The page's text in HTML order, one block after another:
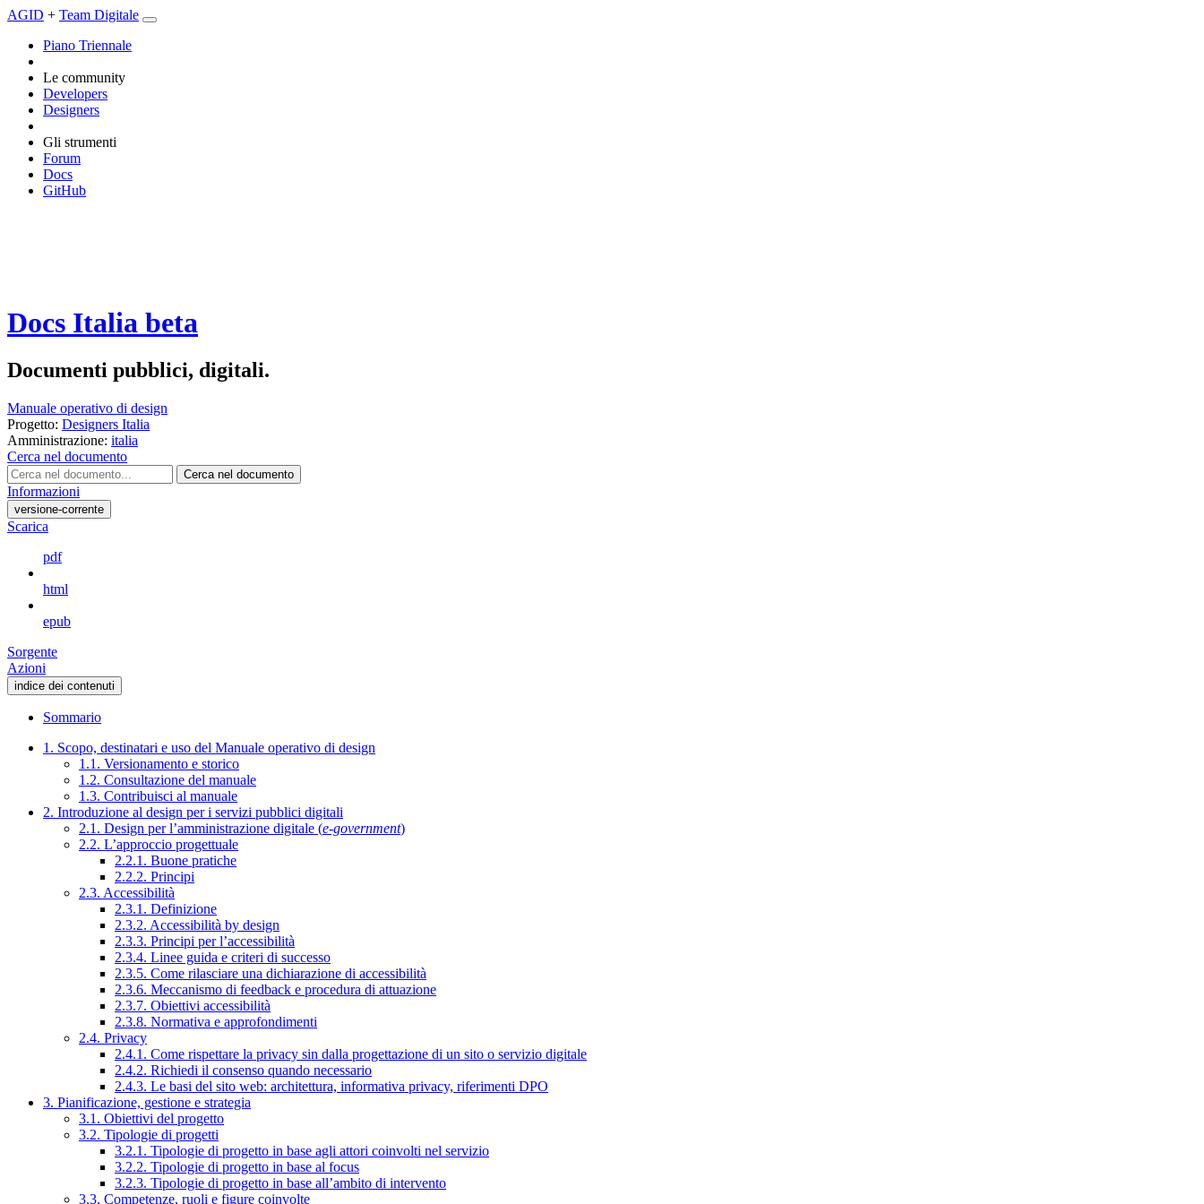
AGID + Team Digitale
Piano Triennale
Le community
Developers
Designers
Gli strumenti
Forum
Docs
GitHub
Docs Italia beta
Documenti pubblici, digitali.
Manuale operativo di design
Progetto: Designers Italia
Amministrazione: italia
Cerca nel documento
Cerca nel documento
Informazioni
versione-corrente
Scarica
pdf
html
epub
Sorgente
Azioni
indice dei contenuti
Sommario
1. Scopo, destinatari e uso del Manuale operativo di design
1.1. Versionamento e storico
1.2. Consultazione del manuale
1.3. Contribuisci al manuale
2. Introduzione al design per i servizi pubblici digitali
2.1. Design per l’amministrazione digitale (e-government)
2.2. L’approccio progettuale
2.2.1. Buone pratiche
2.2.2. Principi
2.3. Accessibilità
2.3.1. Definizione
2.3.2. Accessibilità by design
2.3.3. Principi per l’accessibilità
2.3.4. Linee guida e criteri di successo
2.3.5. Come rilasciare una dichiarazione di accessibilità
2.3.6. Meccanismo di feedback e procedura di attuazione
2.3.7. Obiettivi accessibilità
2.3.8. Normativa e approfondimenti
2.4. Privacy
2.4.1. Come rispettare la privacy sin dalla progettazione di un sito o servizio digitale
2.4.2. Richiedi il consenso quando necessario
2.4.3. Le basi del sito web: architettura, informativa privacy, riferimenti DPO
3. Pianificazione, gestione e strategia
3.1. Obiettivi del progetto
3.2. Tipologie di progetti
3.2.1. Tipologie di progetto in base agli attori coinvolti nel servizio
3.2.2. Tipologie di progetto in base al focus
3.2.3. Tipologie di progetto in base all’ambito di intervento
3.3. Competenze, ruoli e figure coinvolte